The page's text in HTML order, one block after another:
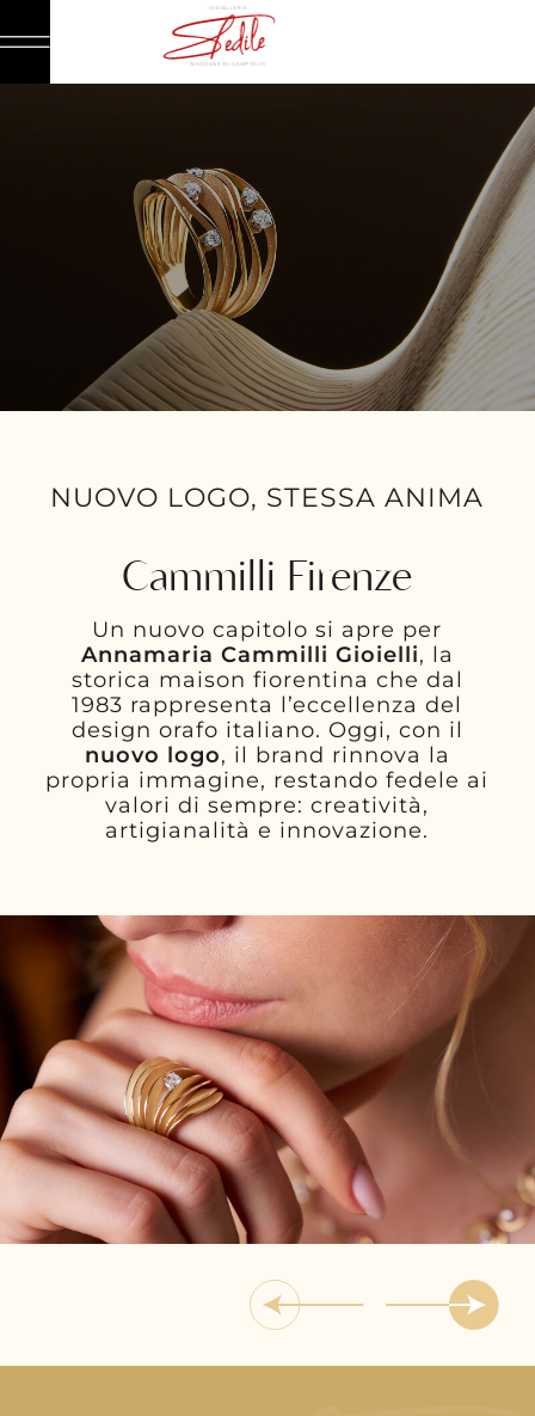
NUOVO LOGO, STESSA ANIMA
Cammilli Firenze
Un nuovo capitolo si apre per
Annamaria Cammilli Gioielli, la
storica maison fiorentina che dal
1983 rappresenta l’eccellenza del
design orafo italiano. Oggi, con il
nuovo logo, il brand rinnova la
propria immagine, restando fedele ai
valori di sempre: creatività,
artigianalità e innovazione.